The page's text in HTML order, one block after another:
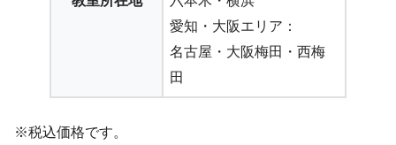
愛知・大阪エリア：
名古屋・大阪梅田・西梅
田
※税込価格です。